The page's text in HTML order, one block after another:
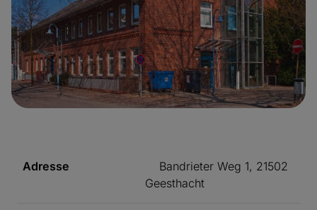
Adresse
Bandrieter Weg 1, 21502
Geesthacht